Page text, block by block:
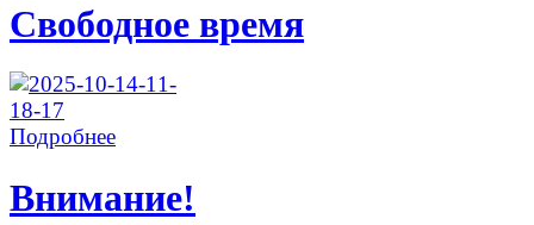
Свободное время
Подробнее
Внимание!